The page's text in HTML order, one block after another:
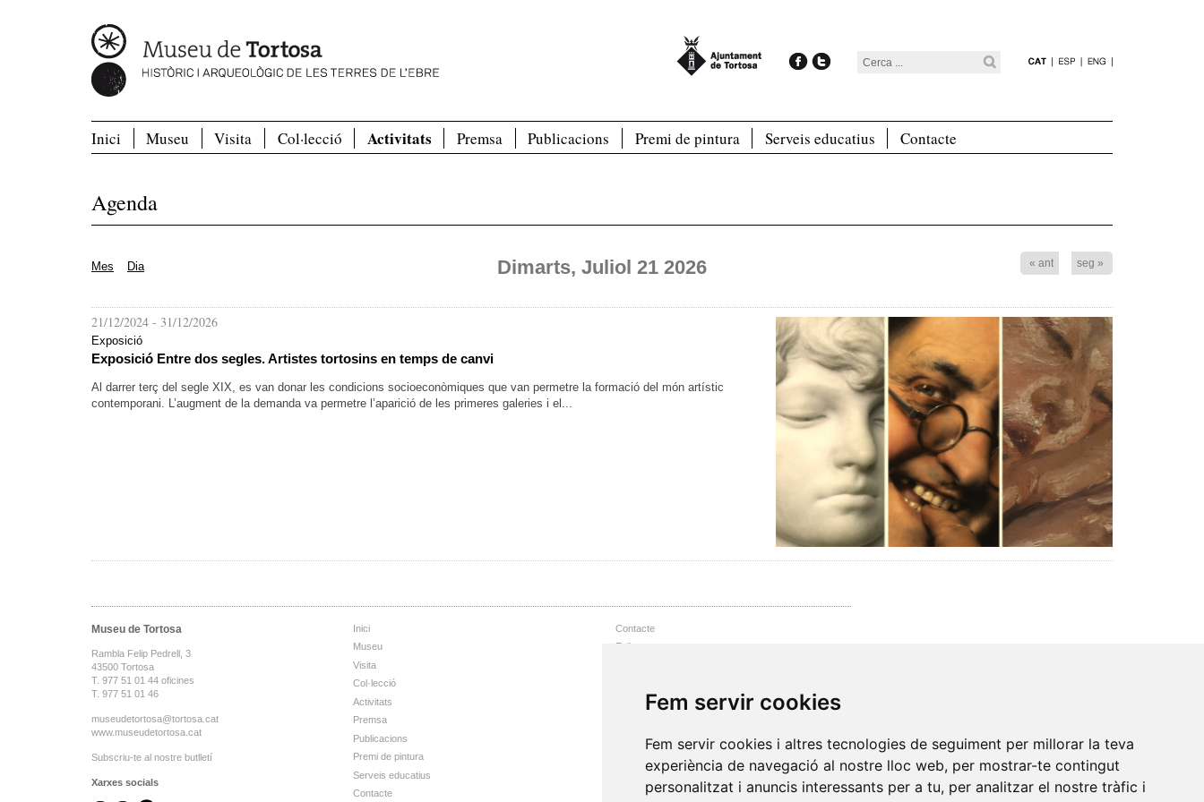
Fem servir cookies
Fem servir cookies i altres tecnologies de seguiment per millorar la teva
experiència de navegació al nostre lloc web, per mostrar-te contingut
personalitzat i anuncis interessants per a tu, per analitzar el nostre tràfic i
Inici Museu Visita Col·lecció Activitats Premsa Publicacions Premi de pintura Serveis educatius Contacte
Agenda
Mes Dia « ant
Dimarts, Juliol 21 2026 seg »
21/12/2024 - 31/12/2026
Exposició
Exposició Entre dos segles. Artistes tortosins en temps de canvi
Al darrer terç del segle XIX, es van donar les condicions socioeconòmiques que van permetre la formació del món artístic
contemporani. L’augment de la demanda va permetre l’aparició de les primeres galeries i el...
Museu de Tortosa
Rambla Felip Pedrell, 3
43500 Tortosa
T. 977 51 01 44 oficines
T. 977 51 01 46
museudetortosa@tortosa.cat
www.museudetortosa.cat
Subscriu-te al nostre butlletí
Xarxes socials
Inici
Museu
Visita
Col·lecció
Activitats
Premsa
Publicacions
Premi de pintura
Serveis educatius
Contacte
Contacte
Enllaços
Mapa web